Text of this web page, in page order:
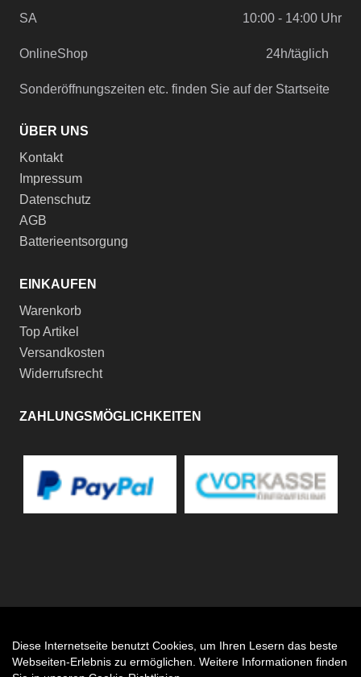
SA
10:00 - 14:00 Uhr
OnlineShop 24h/täglich
Sonderöffnungszeiten etc. finden Sie auf der Startseite
ÜBER UNS
Kontakt
Impressum
Datenschutz
AGB
Batterieentsorgung
EINKAUFEN
Warenkorb
Top Artikel
Versandkosten
Widerrufsrecht
ZAHLUNGSMÖGLICHKEITEN
Diese Internetseite benutzt Cookies, um Ihren Lesern das beste
Webseiten-Erlebnis zu ermöglichen. Weitere Informationen finden
Auftrag widerrufen